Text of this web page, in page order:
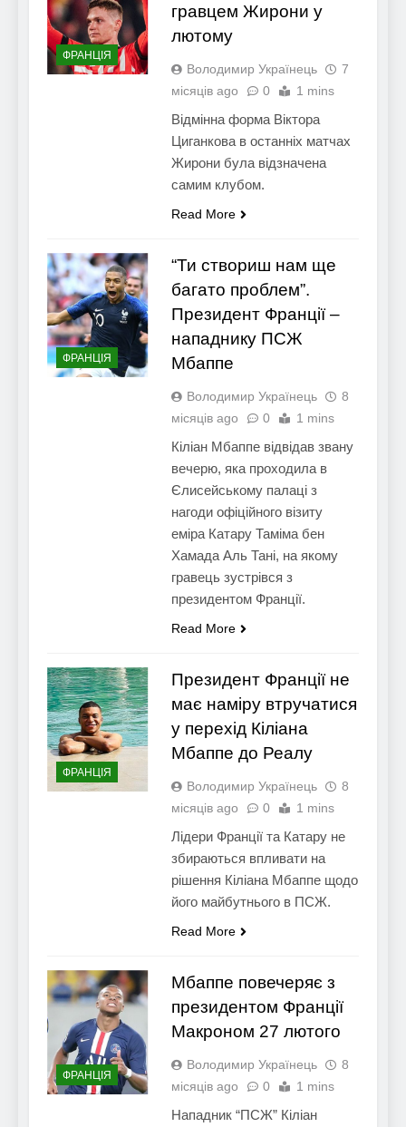
ФРАНЦІЯ
гравцем Жирони у
лютому
Володимир Українець
7
місяців ago
0 1 mins
Відмінна форма Віктора
Циганкова в останніх матчах
Жирони була відзначена
самим клубом.
Read More
ФРАНЦІЯ
“Ти створиш нам ще
багато проблем”.
Президент Франції –
нападнику ПСЖ
Мбаппе
Володимир Українець
8
місяців ago
0 1 mins
Кіліан Мбаппе відвідав звану
вечерю, яка проходила в
Єлисейському палаці з
нагоди офіційного візиту
еміра Катару Таміма бен
Хамада Аль Тані, на якому
гравець зустрівся з
президентом Франції.
Read More
ФРАНЦІЯ
Президент Франції не
має наміру втручатися
у перехід Кіліана
Мбаппе до Реалу
Володимир Українець
8
місяців ago
0 1 mins
Лідери Франції та Катару не
збираються впливати на
рішення Кіліана Мбаппе щодо
його майбутнього в ПСЖ.
Read More
ФРАНЦІЯ
Мбаппе повечеряє з
президентом Франції
Макроном 27 лютого
Володимир Українець
8
місяців ago
0 1 mins
Нападник “ПСЖ” Кіліан